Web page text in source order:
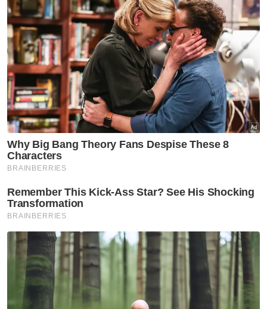
012-2594 214.
Pada 7 Julai lepas, Perdana Menteri Tan Sri
Muhyiddin Yassin mengumumkan kerajaan
secara dasar bersetuju melupuskan
sebahagian pinjaman peneroka Felda
berjumlah RM8.3 bilion sebagai inisiatif
penjanaan semula organisasi berusia 65
tahun itu.- Bernama
Artikel Berkaitan:
Lumpur
Tiada lagi keluhan gangguan air di Selangor dan
Kuala Lumpur
Kriket wanita ulangi memori Kuala Lumpur 2017